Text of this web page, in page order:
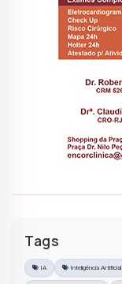
Tags
IA Inteligência Artificial